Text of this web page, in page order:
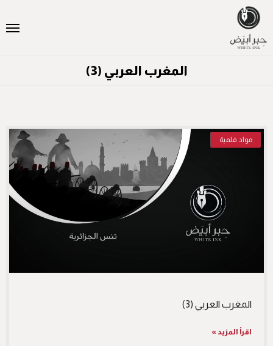
المغرب العربي (3)
مواد فلمية
المغرب العربي (3)
اقرأ المزيد »